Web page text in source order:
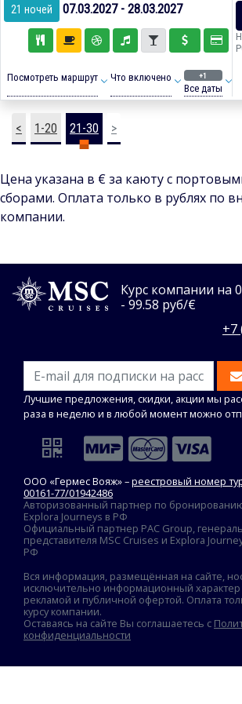
21 ночей 07.03.2027 - 28.03.2027
Посмотреть маршрут Что включено +1
Все даты
< 1-20 21-30 >
Цена указана в € за каюту с
сборами. Оплата только в рублях по
компании.
Курс компании на
- 99.58 руб/€
+7
Лучшие предложения, скидки, акции мы
раза в неделю и в любой момент можно
ООО «Гермес Вояж» –реестровый номер
00161-77/01942486
Авторизованный партнер по
Explora Journeys в РФ
Официальный партнер PAC Group,
представителя MSC Cruises и Explora
РФ
Вся информация, размещённая на сайте,
исключительно информационный характер
рекламой и публичной офертой. Оплата
курсу компании.
Оставаясь на сайте Вы соглашаетесь с
конфиденциальности